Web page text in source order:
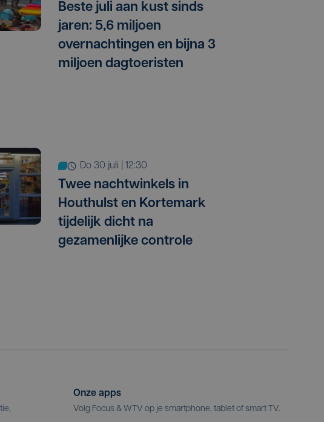
Beste juli aan kust sinds
jaren: 5,6 miljoen
overnachtingen en bijna 3
miljoen dagtoeristen
do 30 juli | 12:30
Twee nachtwinkels in
Houthulst en Kortemark
tijdelijk dicht na
gezamenlijke controle
Onze apps
Volg Focus & WTV op je smartphone, tablet of smart TV.